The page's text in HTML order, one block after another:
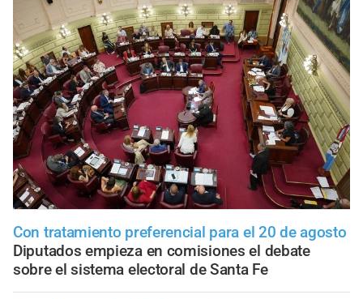
Con tratamiento preferencial para el 20 de agosto
Diputados empieza en comisiones el debate
sobre el sistema electoral de Santa Fe